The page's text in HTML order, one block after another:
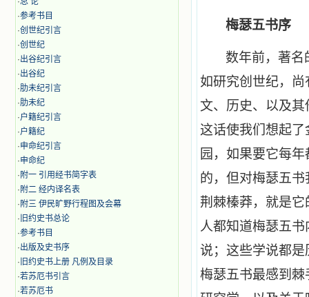
·参考书目
·创世纪引言
·创世纪
·出谷纪引言
·出谷纪
·肋未纪引言
·肋未纪
·户籍纪引言
·户籍纪
·申命纪引言
·申命纪
· 附一 引用经书简字表
· 附二 经内译名表
· 附三 伊民旷野行程图及会幕
· 旧约史书总论
·参考书目
·出版及史书序
· 旧约史书上册 凡例及目录
·若苏厄书引言
·若苏厄书
梅瑟五书序
数年前，著名
如研究创世纪，
文、历史、以及
这话使我们想起
园，如果要它每
的，但对梅瑟五
荆棘榛莽，就是
人都知道梅瑟五
说；这些学说都
梅瑟五书最感到